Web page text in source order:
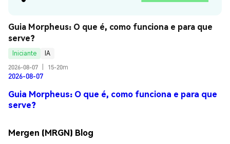
Guia Morpheus: O que é, como funciona e para que
serve?
Iniciante
IA
2026-08-07
15-20m
2026-08-07
Guia Morpheus: O que é, como funciona e para que
serve?
Mergen (MRGN) Blog